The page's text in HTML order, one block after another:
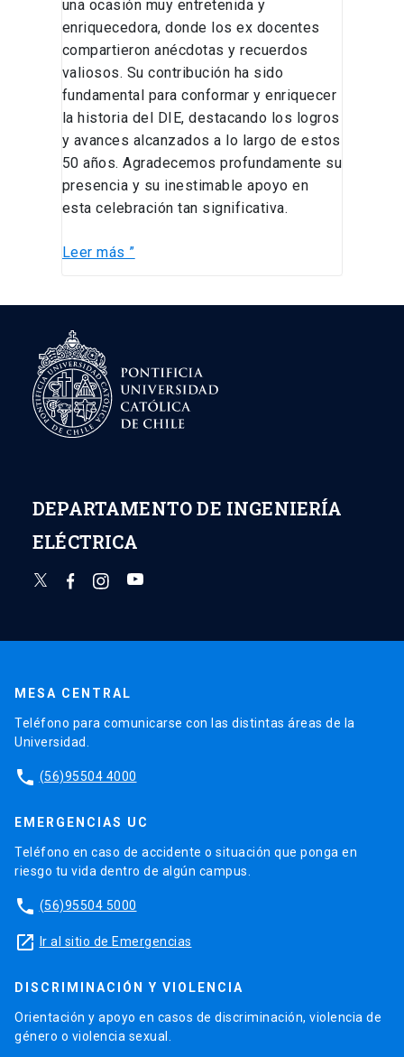
una ocasión muy entretenida y
enriquecedora, donde los ex docentes
compartieron anécdotas y recuerdos
valiosos. Su contribución ha sido
fundamental para conformar y enriquecer
la historia del DIE, destacando los logros
y avances alcanzados a lo largo de estos
50 años. Agradecemos profundamente su
presencia y su inestimable apoyo en
esta celebración tan significativa.
Leer más ”
DEPARTAMENTO DE INGENIERÍA
ELÉCTRICA
MESA CENTRAL
Teléfono para comunicarse con las distintas áreas de la
Universidad.
phone (56)95504 4000
EMERGENCIAS UC
Teléfono en caso de accidente o situación que ponga en
riesgo tu vida dentro de algún campus.
phone (56)95504 5000
launch Ir al sitio de Emergencias
DISCRIMINACIÓN Y VIOLENCIA
Orientación y apoyo en casos de discriminación, violencia de
género o violencia sexual.